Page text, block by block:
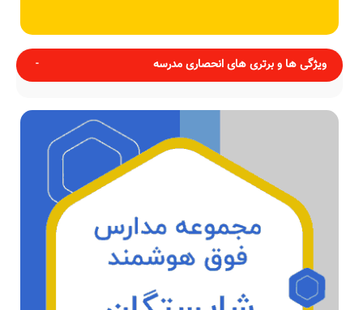
ویژگی ها و برتری های انحصاری مدرسه